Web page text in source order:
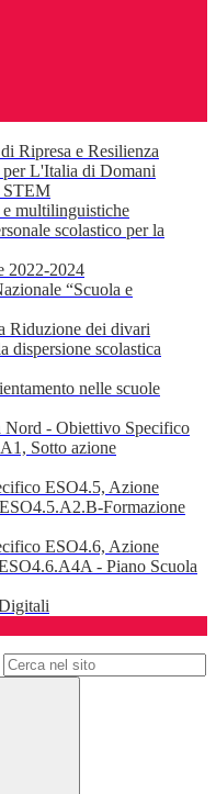
Ripresa e Resilienza
L'Italia di Domani
STEM
multilinguistiche
scolastico per la
2022-2024
“Scuola e
Riduzione dei divari
dispersione scolastica
nelle scuole
Nord - Obiettivo Specifico
Sotto azione
ESO4.5, Azione
Formazione
ESO4.6, Azione
- Piano Scuola